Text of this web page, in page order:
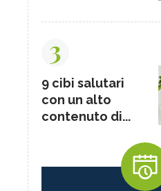
3
9 cibi salutari
con un alto
contenuto di...